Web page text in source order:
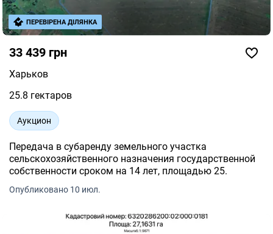
33 439 грн
Харьков
25.8 гектаров
Аукцион
Передача в субаренду земельного участка
сельскохозяйственного назначения государственной
собственности сроком на 14 лет, площадью 25.
Опубликовано 10 июл.
ПЕРЕВІРЕНА ДІЛЯНКА